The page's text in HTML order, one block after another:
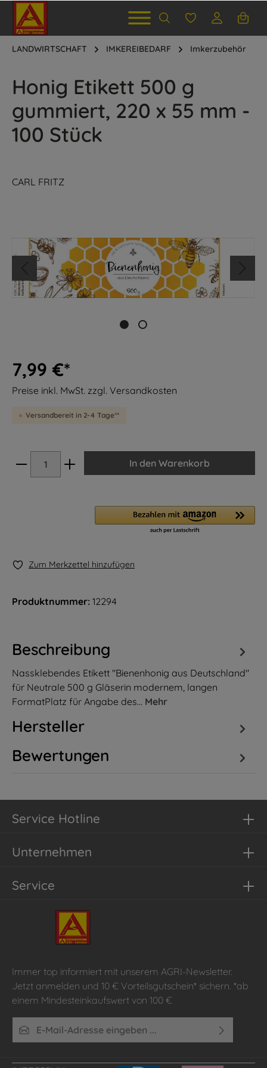
LANDWIRTSCHAFT IMKEREIBEDARF Imkerzubehör
Honig Etikett 500 g
gummiert, 220 x 55 mm -
100 Stück
CARL FRITZ
7,99 €*
Preise inkl. MwSt. zzgl. Versandkosten
Versandbereit in 2-4 Tage**
In den Warenkorb
Zum Merkzettel hinzufügen
Produktnummer: 12294
Beschreibung
Nassklebendes Etikett "Bienenhonig aus Deutschland"
für Neutrale 500 g Gläserin modernem, langen
FormatPlatz für Angabe des… Mehr
Hersteller
Bewertungen
Immer top informiert mit unserem AGRI-Newsletter.
Jetzt anmelden und 10 € Vorteilsgutschein* sichern. *ab
einem Mindesteinkaufswert von 100 €
E-Mail-Adresse*
genommen und dieAGBgelesen und bin mit ihnen
Service Hotline
Unternehmen
Service